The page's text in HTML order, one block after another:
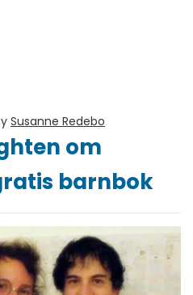
Susanne Redebo
om
barnbok